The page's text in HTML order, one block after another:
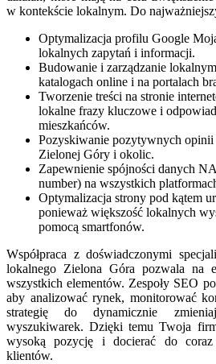
w kontekście lokalnym. Do
Optymalizacja profilu Google
lokalnych zapytań i informacji.
Budowanie i zarządzanie
katalogach online i na portalach
Tworzenie treści na stronie
lokalne frazy kluczowe i
mieszkańców.
Pozyskiwanie pozytywnych
Zielonej Góry i okolic.
Zapewnienie spójności danych
number) na wszystkich
Optymalizacja strony pod kątem
ponieważ większość lokalnych
pomocą smartfonów.
Współpraca z doświadczonymi
lokalnego Zielona Góra pozwala na
wszystkich elementów. Zespoły SEO
aby analizować rynek, monitorować
strategię do dynamicznie
wyszukiwarek. Dzięki temu Twoja
wysoką pozycję i docierać do
klientów.